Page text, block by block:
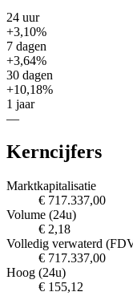
24 uur
+3,10%
7 dagen
+3,64%
30 dagen
+10,18%
1 jaar
—
Kerncijfers
Marktkapitalisatie
€ 717.337,00
Volume (24u)
€ 2,18
Volledig verwaterd
€ 717.337,00
Hoog (24u)
€ 155,12